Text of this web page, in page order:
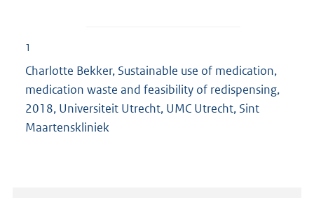
1
Charlotte Bekker, Sustainable use of medication,
medication waste and feasibility of redispensing,
2018, Universiteit Utrecht, UMC Utrecht, Sint
Maartenskliniek